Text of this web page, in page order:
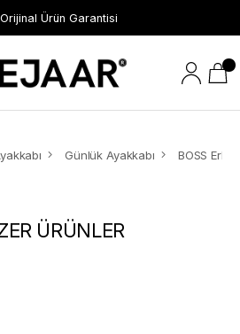
Ürün Garantisi
Günlük Ayakkabı
ÜRÜNLER